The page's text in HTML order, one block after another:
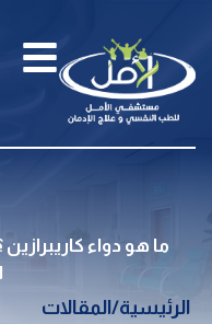
ما هو دواء كاريبرازين
الرئيسية/المقالات